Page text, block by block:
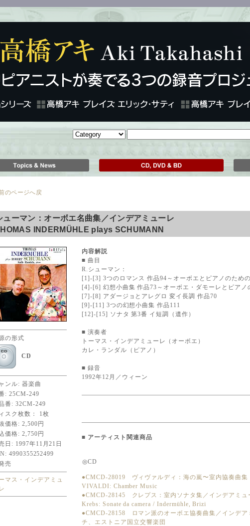
ページへ戻
ューマン：オーボエ名曲集／インデアミューレ
INDERMÜHLE plays SCHUMANN
の形式
CD
ンル: 器楽曲
: 25CM-249
番: 32CM-249
スク枚数： 1枚
価格: 2,500円
価格: 2,750円
日: 1997年11月21日
4990355252499
売
マス・インデアミュ
内容解説
■ 曲目
R.シューマン：
[1]-[3] 3つのロマンス 作品94～オーボエとピアノのための
[4]-[6] 幻想小曲集 作品73～オーボエ・ダモーレとピアノ
[7]-[8] アダージョとアレグロ 変イ長調 作品70
[9]-[11] 3つの幻想小曲集 作品111
[12]-[15] ソナタ 第3番 イ短調（遺作）
■ 演奏者
トーマス・インデアミューレ（オーボエ）
カレ・ランダル（ピアノ）
■ 録音
1992年12月／ウィーン
■ アーティスト関連商品
◎CD
●CMCD-28019 ヴィヴァルディ：海の嵐〜室内協奏曲集
VIVALDI: Chamber Music
●CMCD-28145 クレプス：室内ソナタ集／インデアミュ
Krebs: Sonate da camera / Indermühle, Brizi
●CMCD-28158 ロマン派のオーボエ協奏曲集／インデア
チ、エストニア国立交響楽団